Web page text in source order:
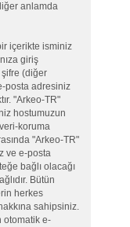
anlamda
içerikte isminiz
giriş
(diğer
posta adresiniz
"Arkeo-TR"
hostumuzun
koruma
"Arkeo-TR"
ve e-posta
bağlı olacağı
Bütün
herkes
sahipsiniz.
otomatik e-